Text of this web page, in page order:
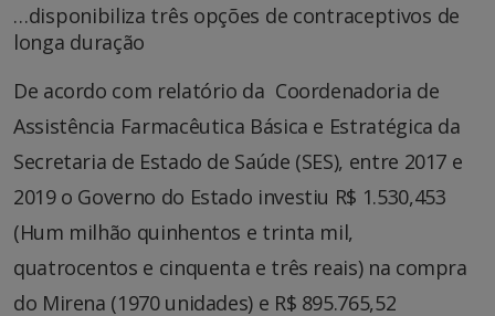
…disponibiliza três opções de contraceptivos de
longa duração
De acordo com relatório da Coordenadoria de
Assistência Farmacêutica Básica e Estratégica da
Secretaria de Estado de Saúde (SES), entre 2017 e
2019 o Governo do Estado investiu R$ 1.530,453
(Hum milhão quinhentos e trinta mil,
quatrocentos e cinquenta e três reais) na compra
do Mirena (1970 unidades) e R$ 895.765,52